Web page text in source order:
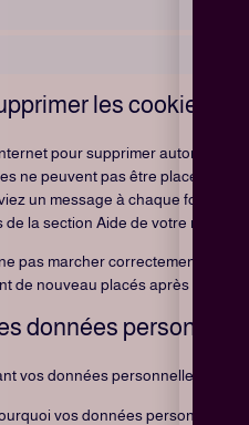
les cookies
pour supprimer
ne peuvent pas être placés.
un message à chaque fois
la section Aide de votre
pas marcher correctement si
de nouveau placés après votre
données personnelles
vos données personnelles :
vos données personnelles